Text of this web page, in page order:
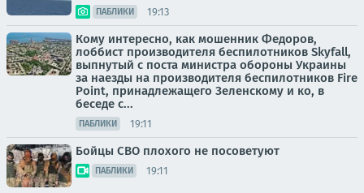
ПАБЛИКИ 19:13
Кому интересно, как мошенник Федоров,
лоббист производителя беспилотников Skyfall,
выпнутый с поста министра обороны Украины
за наезды на производителя беспилотников Fire
Point, принадлежащего Зеленскому и ко, в
беседе с...
ПАБЛИКИ 19:11
Бойцы СВО плохого не посоветуют
ПАБЛИКИ 19:11